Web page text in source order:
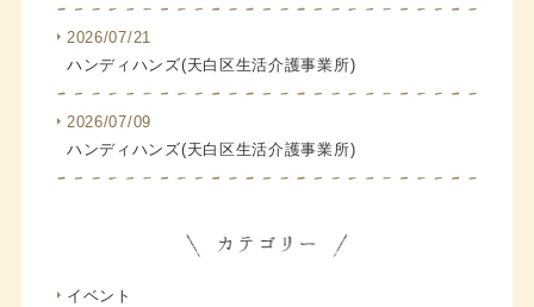
2026/07/21
ハンディハンズ(天白区生活介護事業所)
2026/07/09
ハンディハンズ(天白区生活介護事業所)
イベント